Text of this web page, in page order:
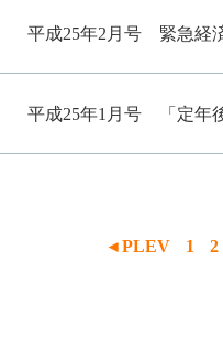
平成25年2月号 緊急経
平成25年1月号 「定
◂ PLEV 1 2